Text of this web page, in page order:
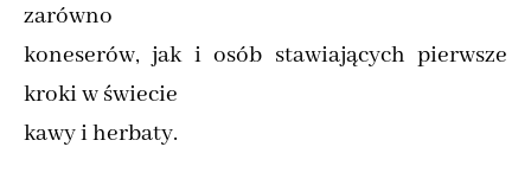
zarówno
koneserów, jak i osób stawiających pierwsze
kroki w świecie
kawy i herbaty.